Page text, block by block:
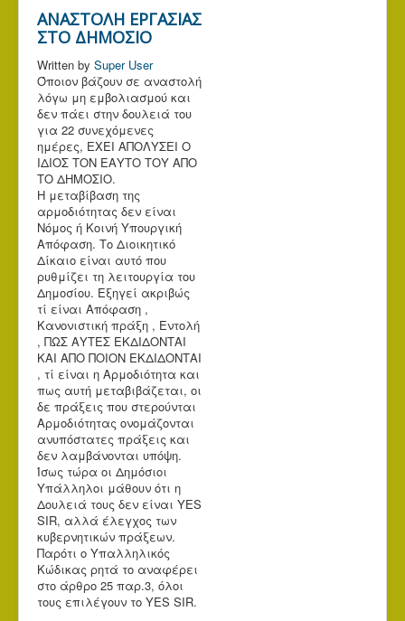
ΑΝΑΣΤΟΛΗ ΕΡΓΑΣΙΑΣ
ΣΤΟ ΔΗΜΟΣΙΟ
Written by Super User
Όποιον βάζουν σε αναστολή
λόγω μη εμβολιασμού και
δεν πάει στην δουλειά του
για 22 συνεχόμενες
ημέρες, ΕΧΕΙ ΑΠΟΛΥΣΕΙ Ο
ΙΔΙΟΣ ΤΟΝ ΕΑΥΤΟ ΤΟΥ ΑΠΟ
ΤΟ ΔΗΜΟΣΙΟ.
H μεταβίβαση της
αρμοδιότητας δεν είναι
Νόμος ή Κοινή Υπουργική
Απόφαση. Tο Διοικητικό
Δίκαιο είναι αυτό που
ρυθμίζει τη λειτουργία του
Δημοσίου. Εξηγεί ακριβώς
τί είναι Απόφαση ,
Κανονιστική πράξη , Εντολή
, ΠΩΣ ΑΥΤΕΣ ΕΚΔΙΔΟΝΤΑΙ
ΚΑΙ ΑΠΟ ΠΟΙΟΝ ΕΚΔΙΔΟΝΤΑΙ
, τί είναι η Αρμοδιότητα και
πως αυτή μεταβιβάζεται, οι
δε πράξεις που στερούνται
Αρμοδιότητας ονομάζονται
ανυπόστατες πράξεις και
δεν λαμβάνονται υπόψη.
Ίσως τώρα οι Δημόσιοι
Υπάλληλοι μάθουν ότι η
Δουλειά τους δεν είναι YES
SIR, αλλά έλεγχος των
κυβερνητικών πράξεων.
Παρότι ο Υπαλληλικός
Κώδικας ρητά το αναφέρει
στο άρθρο 25 παρ.3, όλοι
τους επιλέγουν το YES SΙR.